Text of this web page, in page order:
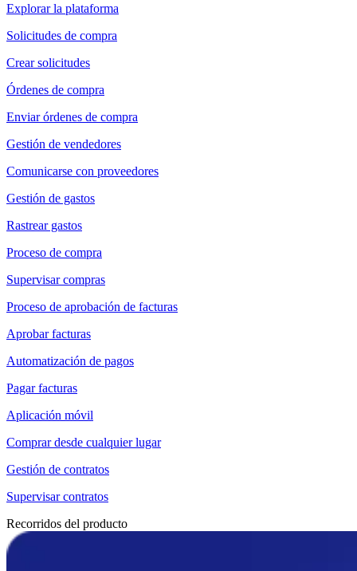
Explorar la plataforma
Solicitudes de compra
Crear solicitudes
Órdenes de compra
Enviar órdenes de compra
Gestión de vendedores
Comunicarse con proveedores
Gestión de gastos
Rastrear gastos
Proceso de compra
Supervisar compras
Proceso de aprobación de facturas
Aprobar facturas
Automatización de pagos
Pagar facturas
Aplicación móvil
Comprar desde cualquier lugar
Gestión de contratos
Supervisar contratos
Recorridos del producto